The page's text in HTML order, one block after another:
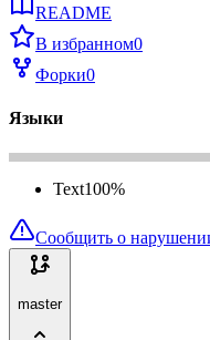
README
В избранном0
Форки0
Языки
Text100%
Сообщить о
master